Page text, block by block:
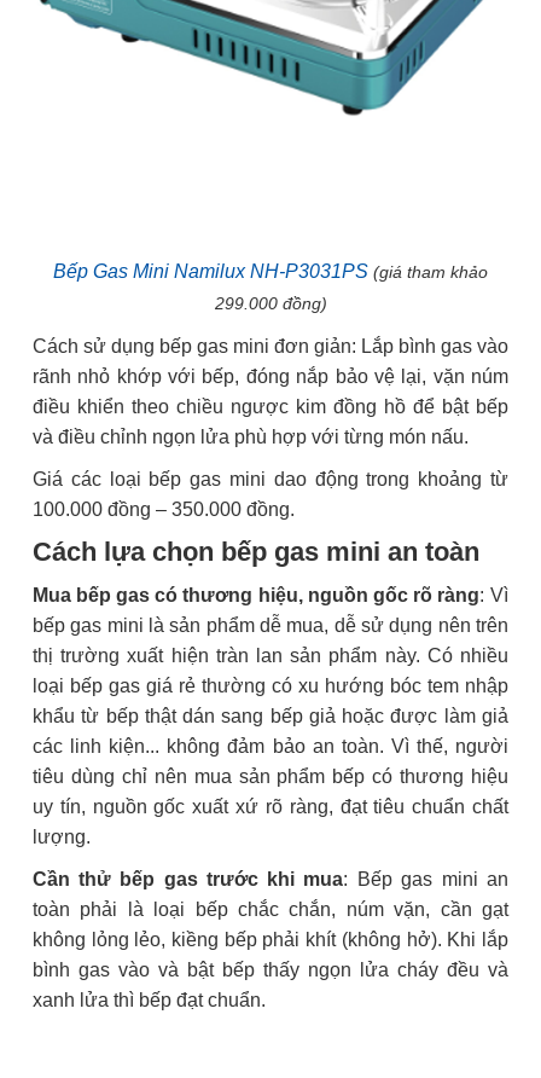
Bếp Gas Mini Namilux NH-P3031PS (giá tham khảo
299.000 đồng)
Cách sử dụng bếp gas mini đơn giản: Lắp bình gas vào
rãnh nhỏ khớp với bếp, đóng nắp bảo vệ lại, vặn núm
điều khiển theo chiều ngược kim đồng hồ để bật bếp
và điều chỉnh ngọn lửa phù hợp với từng món nấu.
Giá các loại bếp gas mini dao động trong khoảng từ
100.000 đồng – 350.000 đồng.
Cách lựa chọn bếp gas mini an toàn
Mua bếp gas có thương hiệu, nguồn gốc rõ ràng: Vì
bếp gas mini là sản phẩm dễ mua, dễ sử dụng nên trên
thị trường xuất hiện tràn lan sản phẩm này. Có nhiều
loại bếp gas giá rẻ thường có xu hướng bóc tem nhập
khẩu từ bếp thật dán sang bếp giả hoặc được làm giả
các linh kiện... không đảm bảo an toàn. Vì thế, người
tiêu dùng chỉ nên mua sản phẩm bếp có thương hiệu
uy tín, nguồn gốc xuất xứ rõ ràng, đạt tiêu chuẩn chất
lượng.
Cần thử bếp gas trước khi mua: Bếp gas mini an
toàn phải là loại bếp chắc chắn, núm vặn, cần gạt
không lỏng lẻo, kiềng bếp phải khít (không hở). Khi lắp
bình gas vào và bật bếp thấy ngọn lửa cháy đều và
xanh lửa thì bếp đạt chuẩn.